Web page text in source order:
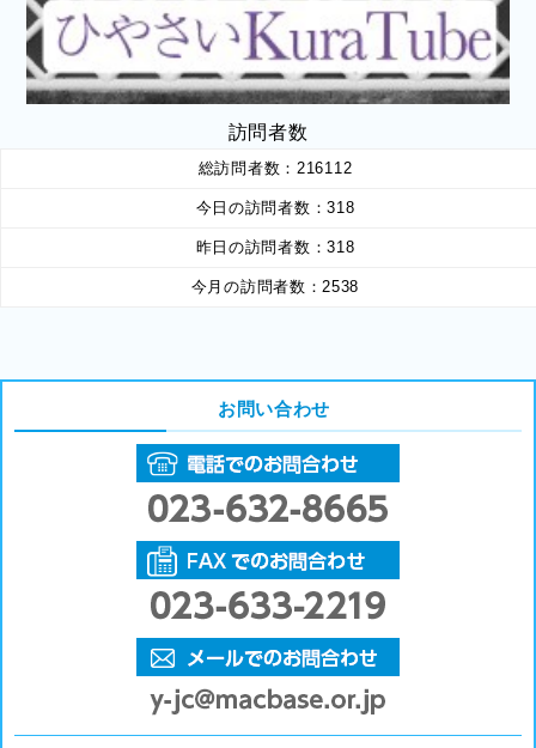
訪問者数
総訪問者数： 216112
今日の訪問者数：318
昨日の訪問者数：318
今月の訪問者数： 2538
お問い合わせ